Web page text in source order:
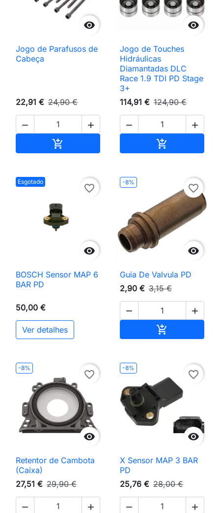

Jogo de Parafusos de
Cabeça
22,91 € 24,90 €
 


Jogo de Touches
Hidráulicas
Diamantadas DLC
Race 1.9 TDI PD Stage
3+
114,91 € 124,90 €
 

Esgotado

favorite_border
BOSCH Sensor MAP 6
BAR PD
50,00 €
Ver detalhes
-8%

favorite_border
Guia De Valvula PD
2,90 € 3,15 €
 

-8%

favorite_border
Retentor de Cambota
(Caixa)
27,51 € 29,90 €
 
-8%

favorite_border
X Sensor MAP 3 BAR
PD
25,76 € 28,00 €
 